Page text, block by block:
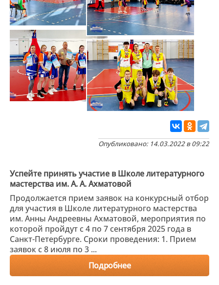
Опубликовано: 14.03.2022 в 09:22
Успейте принять участие в Школе литературного
мастерства им. А. А. Ахматовой
Продолжается прием заявок на конкурсный отбор
для участия в Школе литературного мастерства
им. Анны Андреевны Ахматовой, мероприятия по
которой пройдут с 4 по 7 сентября 2025 года в
Санкт-Петербурге. Сроки проведения: 1. Прием
заявок с 8 июля по 3 ...
Подробнее